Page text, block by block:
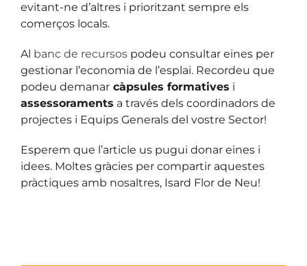
evitant-ne d’altres i prioritzant sempre els
comerços locals.
Al banc de recursos podeu consultar eines per
gestionar l’economia de l’esplai. Recordeu que
podeu demanar càpsules formatives i
assessoraments a través dels coordinadors de
projectes i Equips Generals del vostre Sector!
Esperem que l’article us pugui donar eines i
idees. Moltes gràcies per compartir aquestes
pràctiques amb nosaltres, Isard Flor de Neu!